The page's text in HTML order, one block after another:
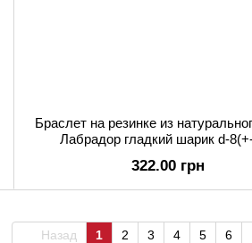
Браслет на резинке из
Лабрадор гладкий шарик d-
322.00 грн
Назад 1 2 3 4 5 6